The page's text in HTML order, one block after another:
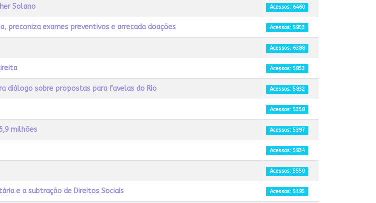
Solano Acessos: 6460
preconiza exames preventivos e arrecada doações Acessos: 5953
Acessos: 6388
Acessos: 5853
diálogo sobre propostas para favelas do Rio Acessos: 5832
Acessos: 5358
milhões Acessos: 5397
Acessos: 5934
Acessos: 5550
e a subtração de Direitos Sociais Acessos: 5195